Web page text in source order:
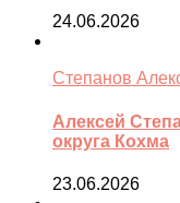
24.06.2026
Степанов
Алексей
округа Кохма
23.06.2026